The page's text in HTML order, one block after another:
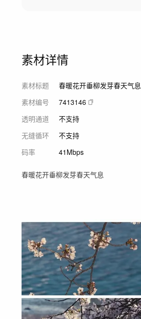
素材详情
素材标题
春暖花开垂柳发芽春天气息
素材编号
7413146
透明通道
不支持
无缝循环
不支持
码率
41Mbps
春暖花开垂柳发芽春天气息